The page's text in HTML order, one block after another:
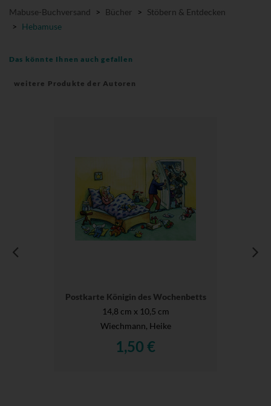
Mabuse-Buchversand > Bücher > Stöbern & Entdecken
> Hebamuse
Das könnte Ihnen auch gefallen
weitere Produkte der Autoren
Postkarte Königin des Wochenbetts
14,8 cm x 10,5 cm
Wiechmann, Heike
1,50 €